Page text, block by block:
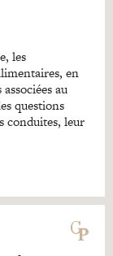
les
en
au
questions
conduites, leur